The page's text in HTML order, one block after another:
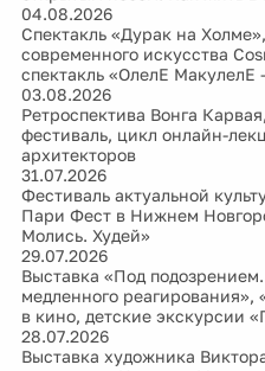
04.08.2026
Спектакль «Дурак на
современного искусства
спектакль «ОлелЕ МакулелЕ
03.08.2026
Ретроспектива Вонга
фестиваль, цикл онлайн-
архитекторов
31.07.2026
Фестиваль актуальной
Пари Фест в Нижнем
Молись. Худей»
29.07.2026
Выставка «Под
медленного реагирования»,
в кино, детские экскурсии
28.07.2026
Выставка художника